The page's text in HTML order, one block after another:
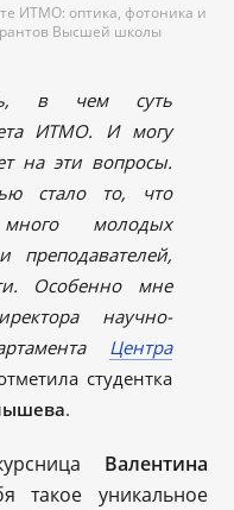
ИТМО: оптика, фотоника и
Высшей школы
в чем суть
ИТМО. И могу
на эти вопросы.
стало то, что
молодых
Особенно мне
научно-
Центра
студентка
.
Валентина
такое уникальное